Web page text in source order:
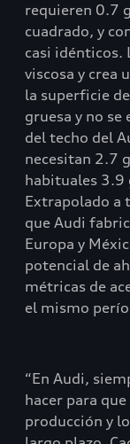
requieren 0.7
cuadrado, y
casi idénticos.
viscosa y crea
la superficie
gruesa y no se
del techo del
necesitan 2.7
habituales 3.9
Extrapolado a
que Audi
Europa y
potencial de
métricas de
el mismo
“En Audi,
hacer para
producción y